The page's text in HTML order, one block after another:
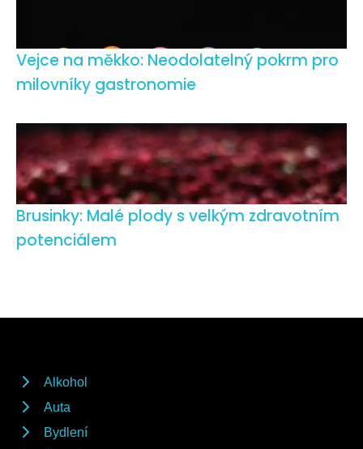
Vejce na měkko: Neodolatelný pokrm pro
milovníky gastronomie
Brusinky: Malé plody s velkým zdravotním
potenciálem
Alkohol
Auta
Bydlení